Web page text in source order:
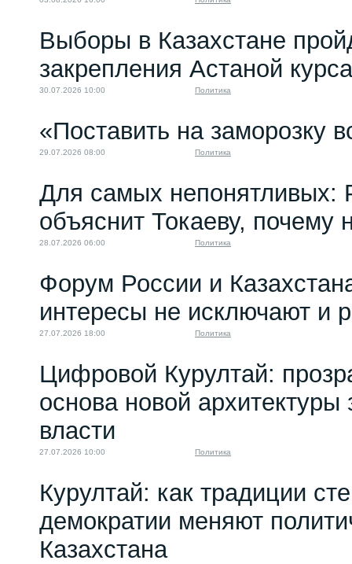
Выборы в Казахстане
закрепления Астаной
30.07.2026 10:00 Политика
«Поставить на заморозку
29.07.2026 08:00 Политика
Для самых непонятливых:
объяснит Токаеву,
28.07.2026 06:00 Политика
Форум России и
интересы не исключают и
27.07.2026 18:00 Политика
Цифровой Курултай:
основа новой архитектуры
власти
27.07.2026 10:00 Политика
Курултай: как традиции
демократии меняют
Казахстана